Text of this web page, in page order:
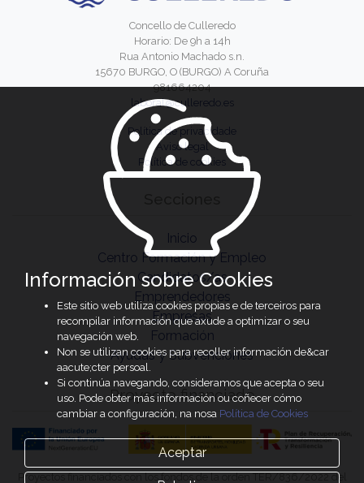
Concello de Culleredo
Horario: De 9h a 14h
Rua Antonio Machado s.n.
15670 BURGO, O (BURGO) A Coruña
981664204
laboral@culleredo.es
Política de privacidade
Aviso legal
Política de cookies
Inicio
Centro Formación y Empleo
Candidatos/as
Emprendedores
Empresas
Formación
Ayudas y Subvenciones
Proyecto financiado
Proyectos financiados con los fondos de la orden TER/836/2022 del
Información sobre Cookies
Este sitio web utiliza cookies propias e de terceiros para
recompilar información que axude a optimizar o seu
navegación web.
Non se utilizan cookies para recoller información de&car
aacute;cter persoal.
Si continúa navegando, consideramos que acepta o seu
uso. Pode obter más información ou coñecer cómo
cambiar a configuración, na nosa Política de Cookies
Aceptar